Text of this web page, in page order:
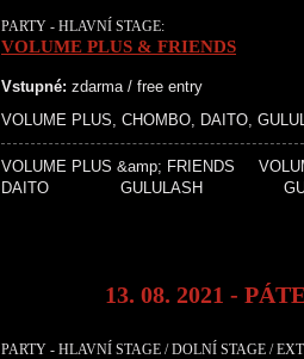
PARTY - HLAVNÍ STAGE:
VOLUME PLUS & FRIENDS
Vstupné: zdarma / free entry
VOLUME PLUS, CHOMBO, DAITO,
VOLUME PLUS &amp;
DAITO GULULASH
13. 08. 2021 -
PARTY - HLAVNÍ STAGE / DOLNÍ STAGE /